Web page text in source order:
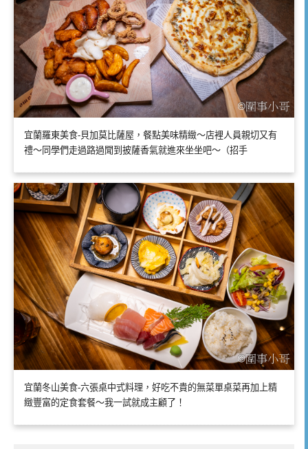
宜蘭羅東美食-貝加莫比薩屋，餐點美味精緻～店裡人員親切又有
禮～同學們走過路過聞到披薩香氣就進來坐坐吧～（招手
宜蘭冬山美食-六張桌中式料理，好吃不貴的無菜單桌菜再加上精
緻豐富的定食套餐～我一試就成主顧了！